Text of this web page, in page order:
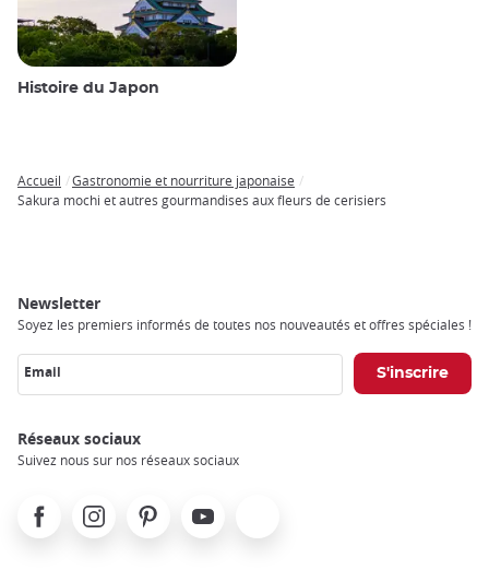
Histoire du Japon
Breadcrumb
Accueil
Gastronomie et nourriture japonaise
Sakura mochi et autres gourmandises aux fleurs de cerisiers
Newsletter
Soyez les premiers informés de toutes nos nouveautés et offres spéciales !
Email
Réseaux sociaux
Suivez nous sur nos réseaux sociaux
FacebookInstagramPinterest Youtube